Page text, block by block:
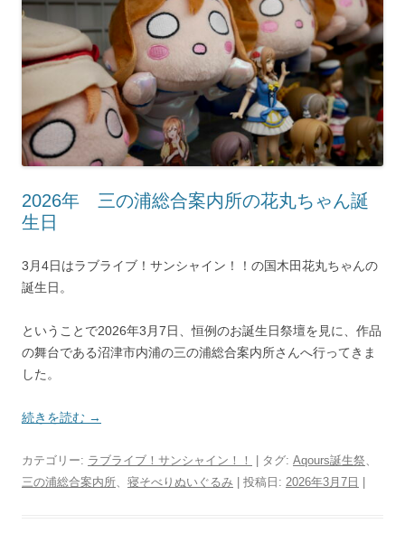
2026年 三の浦総合案内所の花丸ちゃん誕
生日
3月4日はラブライブ！サンシャイン！！の国木田花丸ちゃんの
誕生日。
ということで2026年3月7日、恒例のお誕生日祭壇を見に、作品
の舞台である沼津市内浦の三の浦総合案内所さんへ行ってきま
した。
続きを読む →
カテゴリー: ラブライブ！サンシャイン！！ | タグ: Aqours誕生祭
三の浦総合案内所
寝そべりぬいぐるみ | 投稿日: 2026年3月7日 |